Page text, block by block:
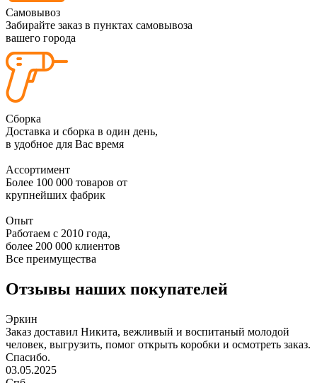
Самовывоз
Забирайте заказ в пунктах самовывоза
вашего города
Сборка
Доставка и сборка в один день,
в удобное для Вас время
Ассортимент
Более 100 000 товаров от
крупнейших фабрик
Опыт
Работаем с 2010 года,
более 200 000 клиентов
Все преимущества
Отзывы наших покупателей
Эркин
Заказ доставил Никита, вежливый и воспитаный молодой
человек, выгрузить, помог открыть коробки и осмотреть заказ.
Спасибо.
03.05.2025